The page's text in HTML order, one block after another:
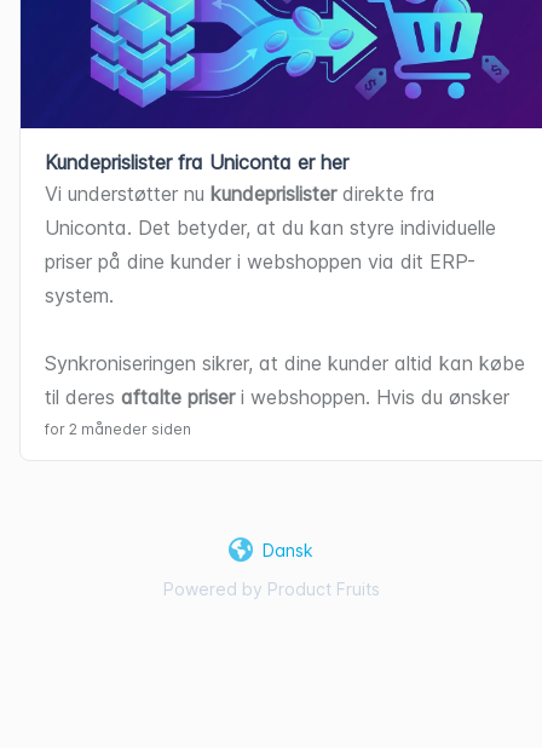
Kundeprislister fra Uniconta er her
Vi understøtter nu kundeprislister direkte fra
Uniconta. Det betyder, at du kan styre individuelle
priser på dine kunder i webshoppen via dit ERP-
system.
Synkroniseringen sikrer, at dine kunder altid kan købe
til deres aftalte priser i webshoppen. Hvis du ønsker
at få sat funktionaliteten op, kan du kontakte vores
support.
for 2 måneder siden
Dansk
Powered by Product Fruits